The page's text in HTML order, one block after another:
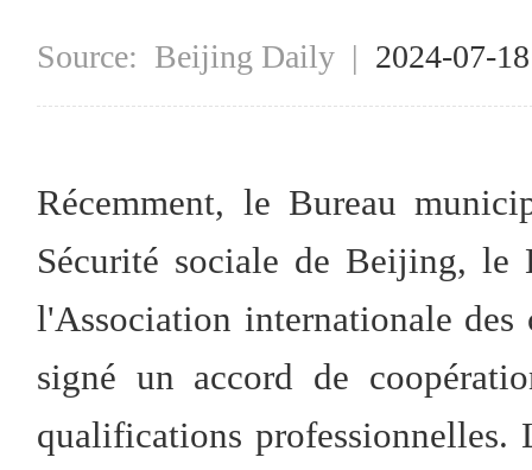
Source: Beijing Daily | 2024-07-
Récemment, le Bureau
Sécurité sociale de Beijing,
l'Association internationale
signé un accord de
qualifications professionnelles.